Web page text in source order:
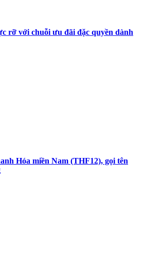
rỡ với chuỗi ưu đãi đặc quyền dành
Hóa miền Nam (THF12), gọi tên